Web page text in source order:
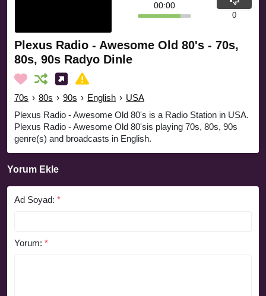
Plexus Radio - Awesome Old 80's - 70s,
80s, 90s Radyo Dinle
70s › 80s › 90s › English › USA
Plexus Radio - Awesome Old 80's is a Radio Station in USA.
Plexus Radio - Awesome Old 80'sis playing 70s, 80s, 90s
genre(s) and broadcasts in English.
00:00
0
Yorum Ekle
Ad Soyad: *
Yorum: *